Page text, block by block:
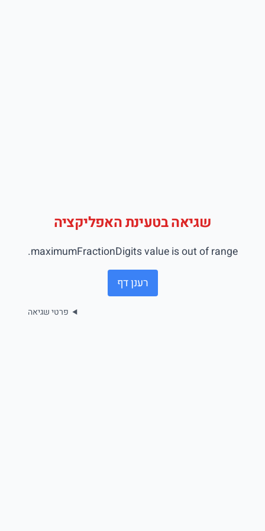
שגיאה בטעינת האפליקציה
maximumFractionDigits value is out of range.
רענן דף
פרטי שגיאה